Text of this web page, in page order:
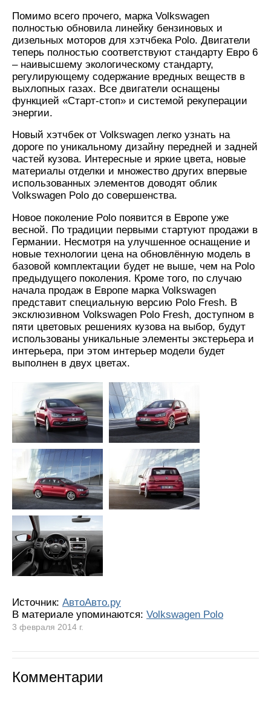
Помимо всего прочего, марка Volkswagen
полностью обновила линейку бензиновых и
дизельных моторов для хэтчбека Polo. Двигатели
теперь полностью соответствуют стандарту Евро 6
– наивысшему экологическому стандарту,
регулирующему содержание вредных веществ в
выхлопных газах. Все двигатели оснащены
функцией «Старт-стоп» и системой рекуперации
энергии.
Новый хэтчбек от Volkswagen легко узнать на
дороге по уникальному дизайну передней и задней
частей кузова. Интересные и яркие цвета, новые
материалы отделки и множество других впервые
использованных элементов доводят облик
Volkswagen Polo до совершенства.
Новое поколение Polo появится в Европе уже
весной. По традиции первыми стартуют продажи в
Германии. Несмотря на улучшенное оснащение и
новые технологии цена на обновлённую модель в
базовой комплектации будет не выше, чем на Polo
предыдущего поколения. Кроме того, по случаю
начала продаж в Европе марка Volkswagen
представит специальную версию Polo Fresh. В
эксклюзивном Volkswagen Polo Fresh, доступном в
пяти цветовых решениях кузова на выбор, будут
использованы уникальные элементы экстерьера и
интерьера, при этом интерьер модели будет
выполнен в двух цветах.
Источник: АвтоАвто.ру
В материале упоминаются: Volkswagen Polo
3 февраля 2014 г.
Комментарии